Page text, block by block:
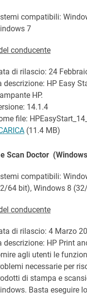
compatibili:
7
conducente
di rilascio: 24
descrizione: HP Easy
HP.
14.1.4
file:
(11.4 MB)
Scan Doctor
compatibili:
64 bit), Windows 8
conducente
di rilascio: 4 Marzo
descrizione: HP Print
agli utenti le
necessarie per
di stampa e
Basta eseguire